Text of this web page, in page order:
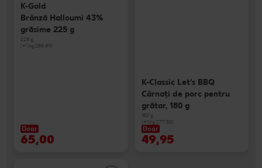
K-Gold
Brânză Halloumi 43%
grăsime 225 g
225 g
(=1 kg 288.89)
Doar
65,00
K-Classic Let's BBQ
Cârnaţi de porc pentru
grătar, 180 g
180 g
(=1 kg 277.50)
Doar
49,95